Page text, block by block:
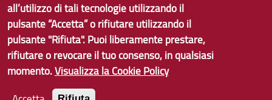
all’utilizzo di tali tecnologie utilizzando il
pulsante “Accetta” o rifiutare utilizzando il
pulsante "Rifiuta". Puoi liberamente prestare,
rifiutare o revocare il tuo consenso, in qualsiasi
momento.Visualizza la Cookie Policy